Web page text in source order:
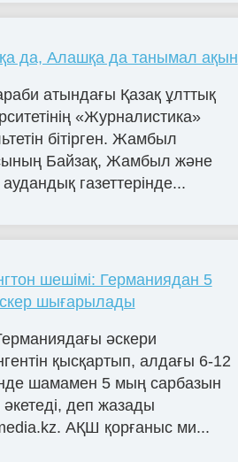
да, Алашқа да танымал ақын
атындағы Қазақ ұлттық
«Журналистика»
бітірген. Жамбыл
Байзақ, Жамбыл және
газеттерінде...
шешімі: Германиядан 5
шығарылады
әскери
қысқартып, алдағы 6-12
шамамен 5 мың сарбазын
деп жазады
АҚШ қорғаныс ми...